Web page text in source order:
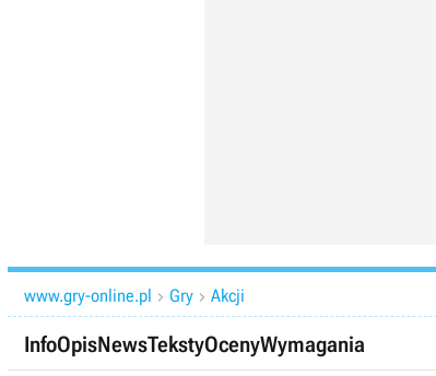
www.gry-online.pl  Gry  Akcji
InfoOpisNewsTekstyOcenyWymagania